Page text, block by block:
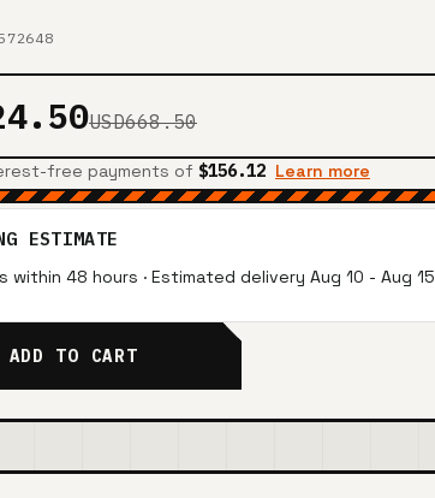
USD668.50
free payments of $156.12 Learn more
ESTIMATE
within 48 hours · Estimated delivery Aug 10 - Aug 15
ADD TO CART